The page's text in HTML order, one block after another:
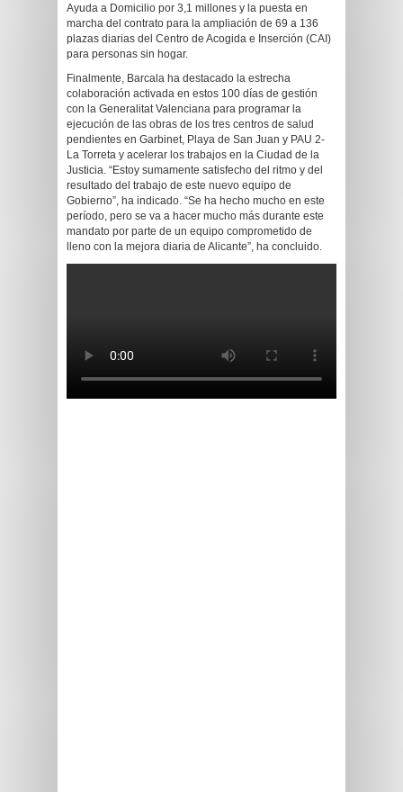
Ayuda a Domicilio por 3,1 millones y la puesta en
marcha del contrato para la ampliación de 69 a 136
plazas diarias del Centro de Acogida e Inserción (CAI)
para personas sin hogar.
Finalmente, Barcala ha destacado la estrecha
colaboración activada en estos 100 días de gestión
con la Generalitat Valenciana para programar la
ejecución de las obras de los tres centros de salud
pendientes en Garbinet, Playa de San Juan y PAU 2-
La Torreta y acelerar los trabajos en la Ciudad de la
Justicia. “Estoy sumamente satisfecho del ritmo y del
resultado del trabajo de este nuevo equipo de
Gobierno”, ha indicado. “Se ha hecho mucho en este
período, pero se va a hacer mucho más durante este
mandato por parte de un equipo comprometido de
lleno con la mejora diaria de Alicante”, ha concluido.